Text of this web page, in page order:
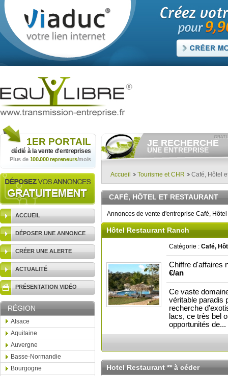
1ER PORTAIL
dédié à la vente d'entreprises
Plus de 100.000 repreneurs/mois
ACCUEIL
DÉPOSER UNE ANNONCE
CRÉER UNE ALERTE
ACTUALITÉ
PRÉSENTATION VIDÉO
RÉGION
Alsace
Aquitaine
Auvergne
Basse-Normandie
Bourgogne
JE RECHERCHE
UNE ENTREPRISE
Consulter gratuitementles
vendre.
Et/ou déposer
gratuitement
votre recherche d'entreprise.
RECHERCHER UNE
ANNONCE
Accueil Tourisme et CHR Café, Hôtel
CAFÉ, HÔTEL ET RESTAURANT
Annonces de vente d'entreprise Café,
Hôtel Restaurant Ranch
Catégorie : Café,
Chiffre d'affaires
€/an
Ce vaste
véritable paradis
recherche
lacs, ce très bel
opportunités de...
Hotel Restaurant ** à céder